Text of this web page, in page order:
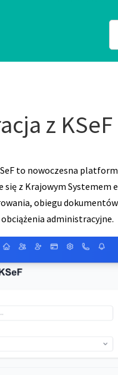
z
to nowoczesna
z Krajowym Systemem
obiegu
administracyjne.